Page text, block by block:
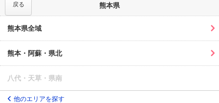
熊本県
戻る
熊本県全域
熊本・阿蘇・県北
八代・天草・県南
他のエリアを探す